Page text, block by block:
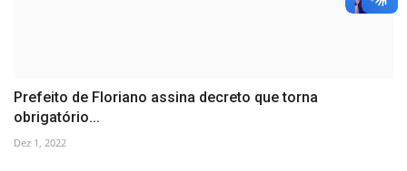
Prefeito de Floriano assina decreto que torna
obrigatório...
Dez 1, 2022